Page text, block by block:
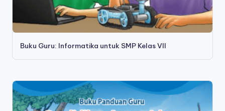
Buku Guru: Informatika untuk SMP Kelas VII